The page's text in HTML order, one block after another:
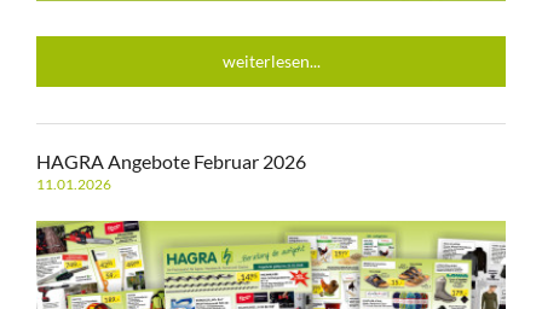
weiterlesen...
HAGRA Angebote Februar 2026
11.01.2026